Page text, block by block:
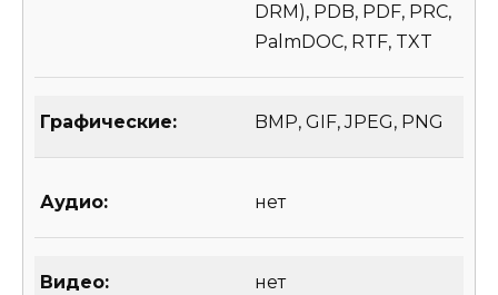
DRM), PDB, PDF, PRC,
PalmDOC, RTF, TXT
Графические: BMP, GIF, JPEG, PNG
Аудио: нет
Видео: нет